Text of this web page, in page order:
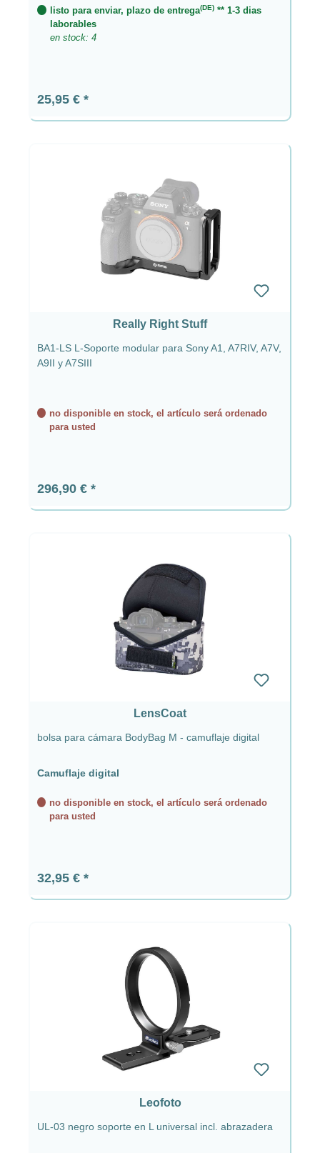
listo para enviar, plazo de entrega(DE)** 1-3 dias
laborables
en stock: 4
Precio normal:
25,95 €
Really Right Stuff
BA1-LS L-Soporte modular para Sony A1, A7RIV, A7V,
A9II y A7SIII
no disponible en stock, el artículo será ordenado
para usted
Precio normal:
296,90 €
LensCoat
bolsa para cámara BodyBag M - camuflaje digital
Camuflaje digital
no disponible en stock, el artículo será ordenado
para usted
Precio normal:
32,95 €
Leofoto
UL-03 negro soporte en L universal incl. abrazadera